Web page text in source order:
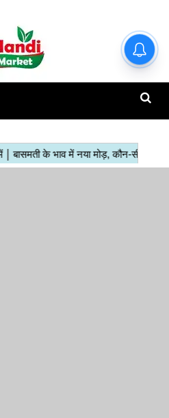
हाजिर मंडियों के ताजा रेट | देखें इस
रिपोर्ट में